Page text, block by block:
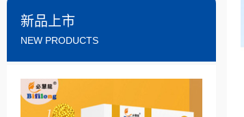
新品上市
NEW PRODUCTS